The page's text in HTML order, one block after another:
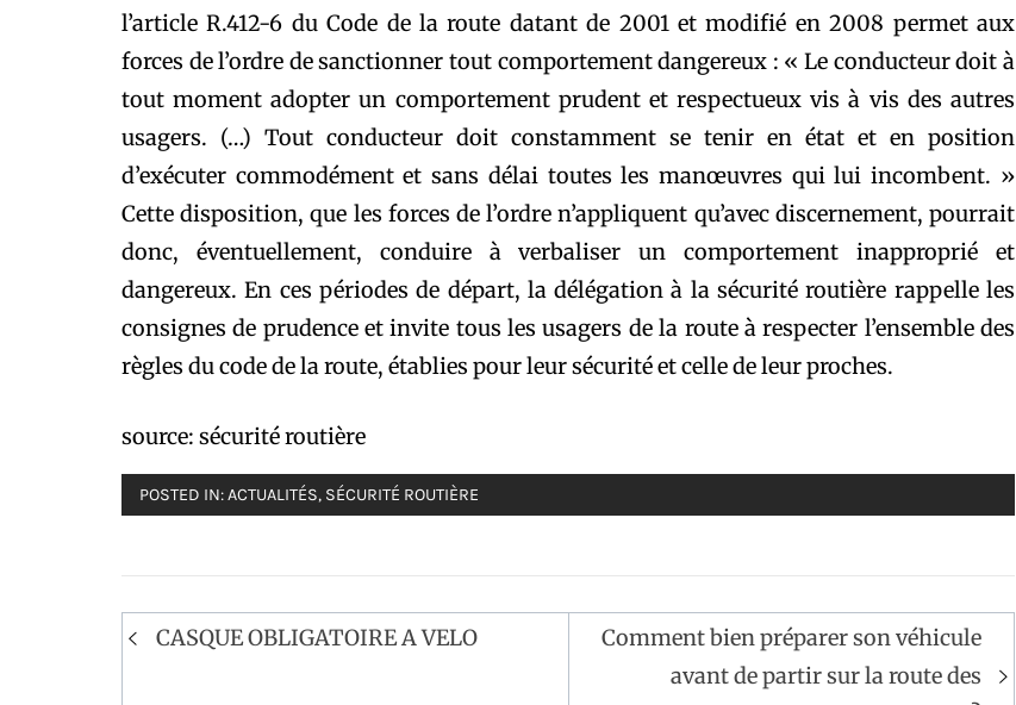
l’article R.412-6 du Code de la route datant de 2001 et modifié en 2008 permet aux
forces de l’ordre de sanctionner tout comportement dangereux : « Le conducteur doit à
tout moment adopter un comportement prudent et respectueux vis à vis des autres
usagers. (…) Tout conducteur doit constamment se tenir en état et en position
d’exécuter commodément et sans délai toutes les manœuvres qui lui incombent. »
Cette disposition, que les forces de l’ordre n’appliquent qu’avec discernement, pourrait
donc, éventuellement, conduire à verbaliser un comportement inapproprié et
dangereux. En ces périodes de départ, la délégation à la sécurité routière rappelle les
consignes de prudence et invite tous les usagers de la route à respecter l’ensemble des
règles du code de la route, établies pour leur sécurité et celle de leur proches.
source: sécurité routière
POSTED IN:ACTUALITÉS, SÉCURITÉ ROUTIÈRE
Navigation
CASQUE OBLIGATOIRE A VELO
Comment bien préparer son véhicule
avant de partir sur la route des